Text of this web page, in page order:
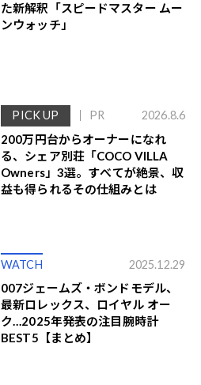
た新解釈「スピードマスター ムー
ンウォッチ」
PICK UP PR 2026.8.6
200万円台からオーナーになれ
る、シェア別荘「COCO VILLA
Owners」3選。すべてが絶景、収
益も得られるその仕組みとは
WATCH 2025.12.29
007ジェームズ・ボンドモデル、
最新ロレックス、ロイヤル オー
ク…2025年発表の注目腕時計
BEST5【まとめ】